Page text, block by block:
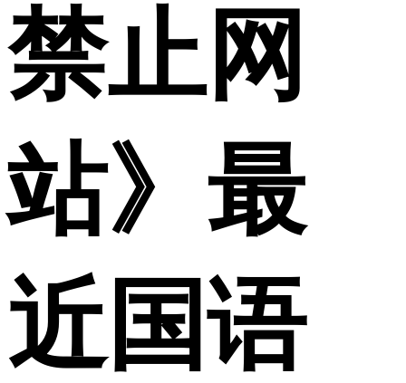
禁止网
站》最
近国语